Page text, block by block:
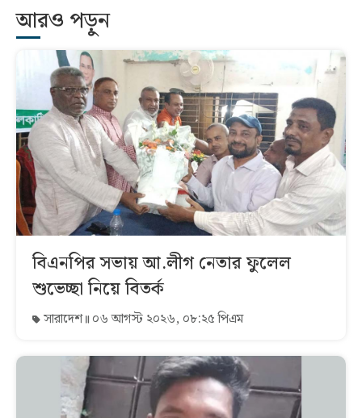
আরও পড়ুন
বিএনপির সভায় আ.লীগ নেতার ফুলেল
শুভেচ্ছা নিয়ে বিতর্ক
সারাদেশ ০৬ আগস্ট ২০২৬, ০৮:২৫ পিএম